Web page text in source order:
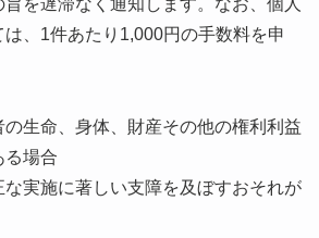
を遅滞なく通知します。なお、個人
、1件あたり1,000円の手数料を申
生命、身体、財産その他の権利利益
る場合
実施に著しい支障を及ぼすおそれが